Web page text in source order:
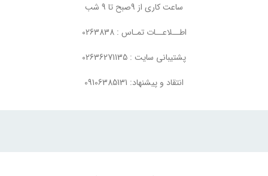
ساعت کاری از 9صبح تا 9 شب
اطــلاعــات تمـاس : 0263838
پشتیبانی سایت : 02636271135
انتقاد و پیشنهاد: 09106385131